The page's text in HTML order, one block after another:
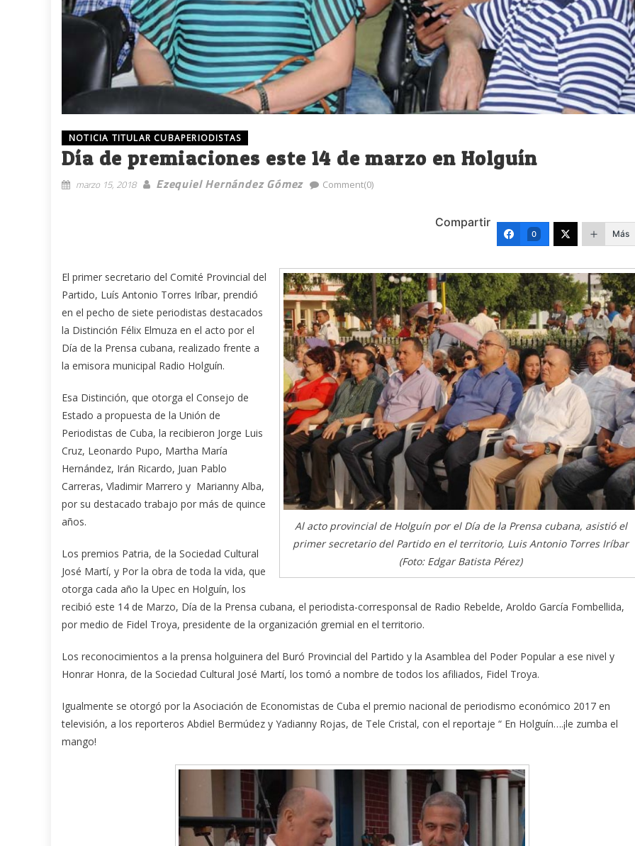
NOTICIA TITULAR CUBAPERIODISTAS
Día de premiaciones este 14 de marzo en Holguín
marzo 15, 2018 Ezequiel Hernández Gómez Comment(0)
Compartir
0 Más
Al acto provincial de Holguín por el Día de la Prensa cubana, asistió el
primer secretario del Partido en el territorio, Luis Antonio Torres Iríbar
(Foto: Edgar Batista Pérez)
El primer secretario del Comité Provincial del
Partido, Luís Antonio Torres Iríbar, prendió
en el pecho de siete periodistas destacados
la Distinción Félix Elmuza en el acto por el
Día de la Prensa cubana, realizado frente a
la emisora municipal Radio Holguín.
Esa Distinción, que otorga el Consejo de
Estado a propuesta de la Unión de
Periodistas de Cuba, la recibieron Jorge Luis
Cruz, Leonardo Pupo, Martha María
Hernández, Irán Ricardo, Juan Pablo
Carreras, Vladimir Marrero y Marianny Alba,
por su destacado trabajo por más de quince
años.
Los premios Patria, de la Sociedad Cultural
José Martí, y Por la obra de toda la vida, que
otorga cada año la Upec en Holguín, los
recibió este 14 de Marzo, Día de la Prensa cubana, el periodista-corresponsal de Radio Rebelde, Aroldo García Fombellida,
por medio de Fidel Troya, presidente de la organización gremial en el territorio.
Los reconocimientos a la prensa holguinera del Buró Provincial del Partido y la Asamblea del Poder Popular a ese nivel y
Honrar Honra, de la Sociedad Cultural José Martí, los tomó a nombre de todos los afiliados, Fidel Troya.
Igualmente se otorgó por la Asociación de Economistas de Cuba el premio nacional de periodismo económico 2017 en
televisión, a los reporteros Abdiel Bermúdez y Yadianny Rojas, de Tele Cristal, con el reportaje “ En Holguín….¡le zumba el
mango!